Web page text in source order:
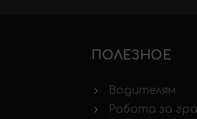
ПОЛЕЗНОЕ
Водителям
Работа за